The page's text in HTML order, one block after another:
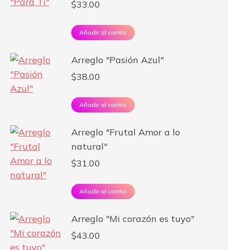
$33.00
Añadir al carrito
Arreglo "Pasión Azul"
$38.00
Añadir al carrito
Arreglo "Frutal Amor a lo
natural"
$31.00
Añadir al carrito
Arreglo "Mi corazón es tuyo"
$43.00